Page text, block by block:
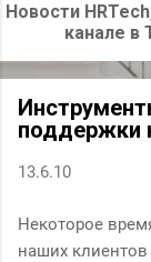
Новости
канале в
поддержки
13.6.10
Некоторое
наших